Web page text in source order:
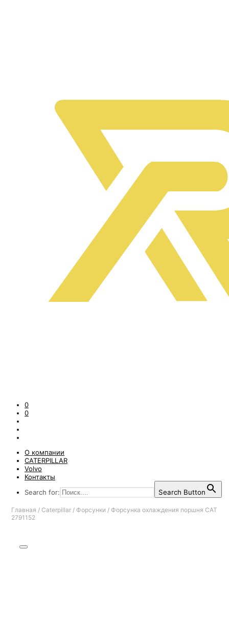
0
0
О компании
CATERPILLAR
Volvo
Контакты
Search for:
Search Button
Главная / Caterpillar / Форсунки / Форсунка охлаждения поршня CAT
2791152